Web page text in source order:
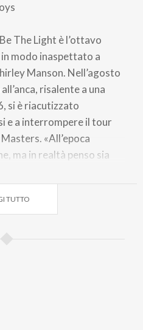
The Light è l’ottavo
modo inaspettato a
Manson. Nell’agosto
risalente a una
si è riacutizzato
e a interrompere il tour
«All’epoca
ma in realtà penso sia
la frontwoman.
“piccoli doni sonori”
di sé, è entrata nei testi:
TUTTO